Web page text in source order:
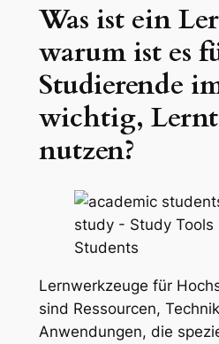
Was ist ein
warum ist es
Studierende
wichtig,
nutzen?
Lernwerkzeuge für
sind Ressourcen,
Anwendungen, die